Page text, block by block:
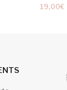
19,00€